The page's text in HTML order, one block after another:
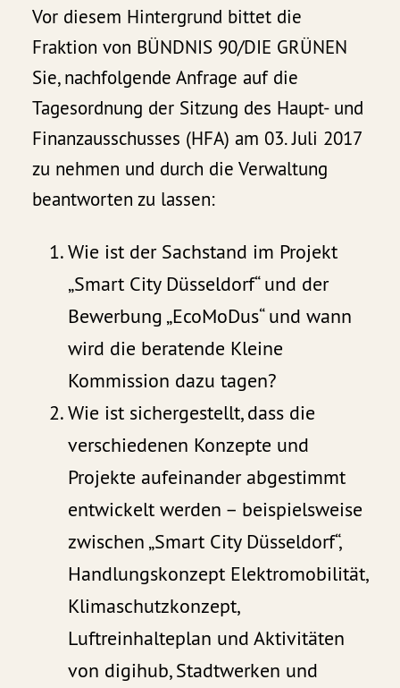
Vor diesem Hintergrund bittet die
Fraktion von BÜNDNIS 90/DIE GRÜNEN
Sie, nachfolgende Anfrage auf die
Tagesordnung der Sitzung des Haupt- und
Finanzausschusses (HFA) am 03. Juli 2017
zu nehmen und durch die Verwaltung
beantworten zu lassen:
Wie ist der Sachstand im Projekt
„Smart City Düsseldorf“ und der
Bewerbung „EcoMoDus“ und wann
wird die beratende Kleine
Kommission dazu tagen?
Wie ist sichergestellt, dass die
verschiedenen Konzepte und
Projekte aufeinander abgestimmt
entwickelt werden – beispielsweise
zwischen „Smart City Düsseldorf“,
Handlungskonzept Elektromobilität,
Klimaschutzkonzept,
Luftreinhalteplan und Aktivitäten
von digihub, Stadtwerken und